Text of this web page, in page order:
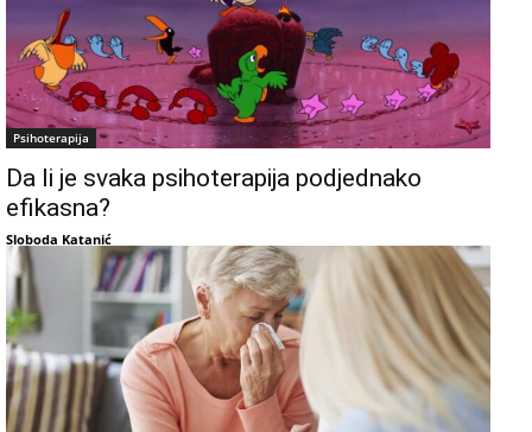
Psihoterapija
Da li je svaka psihoterapija podjednako
efikasna?
Sloboda Katanić